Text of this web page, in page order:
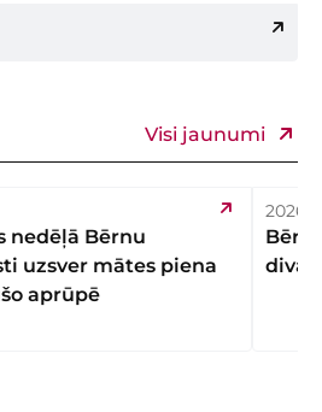
Visi jaunumi
nedēļā Bērnu
uzsver mātes piena
aprūpē
divas